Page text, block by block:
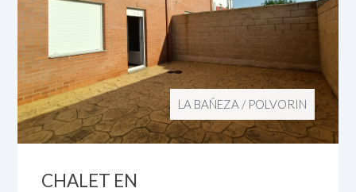
LA BAÑEZA / POLVORIN
CHALET EN